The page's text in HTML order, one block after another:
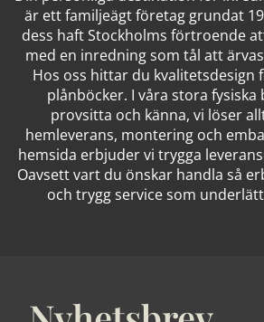
är ett familjeägt företag grundat
dess haft Stockholms förtroende
med en inredning som tål att
Hos oss hittar du kvalitetsdesign
plånböcker. I våra stora fysiska
provsitta och känna, vi löser
hemleverans, montering och
hemsida erbjuder vi trygga
Oavsett vart du önskar handla så
och trygg service som